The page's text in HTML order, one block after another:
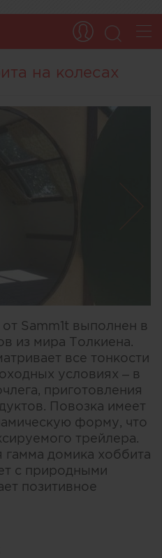
на колесах
Samm1t выполнен в
из мира Толкиена.
все тонкости
условиях – в
приготовления
Повозка имеет
форму, что
трейлера.
гамма домика хоббита
с природными
позитивное